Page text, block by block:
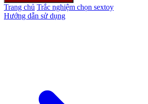
Trang chủ Trắc nghiệm chọn sextoy
Hướng dẫn sử dụng